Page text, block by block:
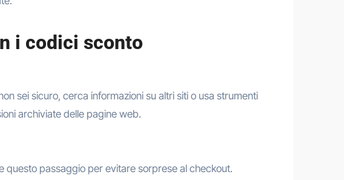
i codici sconto
sei sicuro, cerca informazioni su altri siti o usa strumenti
archiviate delle pagine web.
questo passaggio per evitare sorprese al checkout.